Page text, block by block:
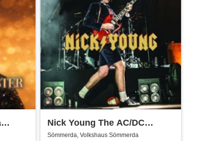
Nick Young The AC/DC
Master-Band
Sömmerda, Volkshaus Sömmerda